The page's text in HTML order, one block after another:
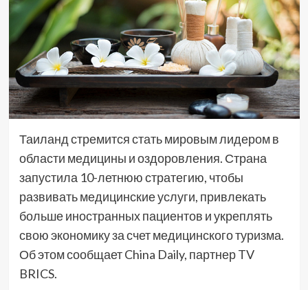
Таиланд стремится стать мировым лидером в
области медицины и оздоровления. Страна
запустила 10-летнюю стратегию, чтобы
развивать медицинские услуги, привлекать
больше иностранных пациентов и укреплять
свою экономику за счет медицинского туризма.
Об этом сообщает China Daily, партнер TV
BRICS.